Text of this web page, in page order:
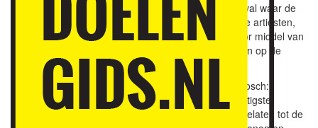
Bevrijdingsfestival Brabantis een jaarlijks gratis festival waar de
vrijheid wordt gevierd. In samenwerking met bekende artiesten,
DJ’s en performers brengt het Bevrijdingsfestival door middel van
kunst, educatie en debat op 5 mei jong en oud samen op de
Pettelaarse Schans in 's-Hertogenbosch.
Jan de Rond, voorzitter Goede Doelen 's-Hertogenbosch:
"Stichting Bevrijdingsfestival Brabant is de eenentwintigste
organisatie die wij sinds de presentatie in juli 2019 toelaten tot de